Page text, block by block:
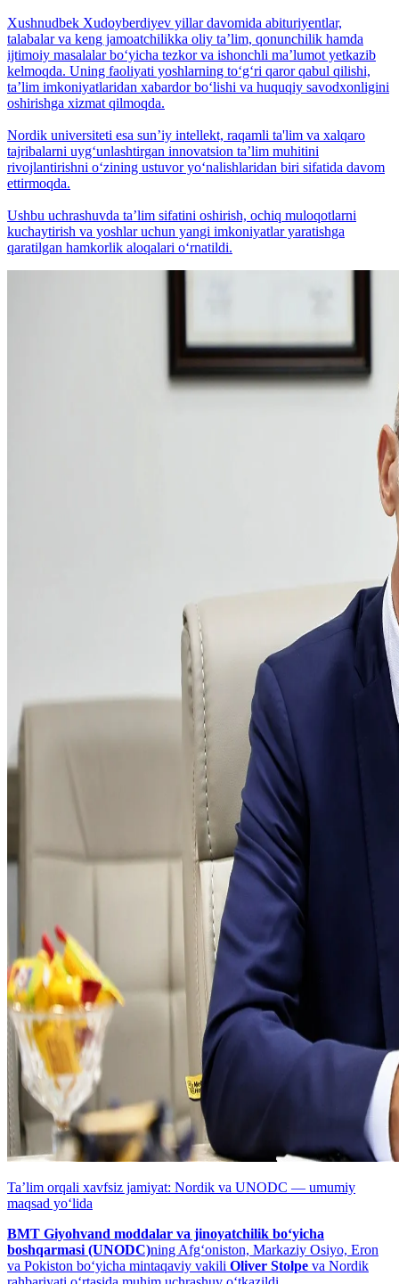
Xushnudbek Xudoyberdiyev yillar davomida abituriyentlar,
talabalar va keng jamoatchilikka oliy taʼlim, qonunchilik hamda
ijtimoiy masalalar bo‘yicha tezkor va ishonchli maʼlumot yetkazib
kelmoqda. Uning faoliyati yoshlarning to‘g‘ri qaror qabul qilishi,
taʼlim imkoniyatlaridan xabardor bo‘lishi va huquqiy savodxonligini
oshirishga xizmat qilmoqda.
Nordik universiteti esa sunʼiy intellekt, raqamli ta'lim va xalqaro
tajribalarni uyg‘unlashtirgan innovatsion taʼlim muhitini
rivojlantirishni o‘zining ustuvor yo‘nalishlaridan biri sifatida davom
ettirmoqda.
Ushbu uchrashuvda taʼlim sifatini oshirish, ochiq muloqotlarni
kuchaytirish va yoshlar uchun yangi imkoniyatlar yaratishga
qaratilgan hamkorlik aloqalari o‘rnatildi.
Taʼlim orqali xavfsiz jamiyat: Nordik va UNODC — umumiy
maqsad yo‘lida
BMT Giyohvand moddalar va jinoyatchilik bo‘yicha
boshqarmasi (UNODC)ning Afg‘oniston, Markaziy Osiyo, Eron
va Pokiston bo‘yicha mintaqaviy vakili Oliver Stolpe va Nordik